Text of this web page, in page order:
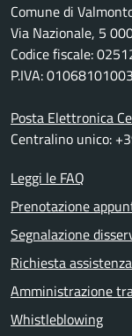
Comune di
Via Nazionale, 5
Codice fiscale:
P.IVA: 01068101003
Posta Elettronica
Centralino unico:
Leggi le FAQ
Prenotazione
Segnalazione
Richiesta assistenza
Amministrazione
Whistleblowing